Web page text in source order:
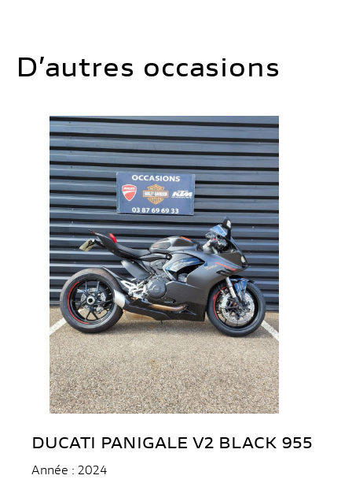
D’autres occasions
DUCATI PANIGALE V2 BLACK 955
Année : 2024